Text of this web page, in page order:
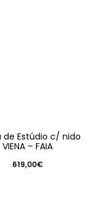
de Estúdio c/ nido
VIENA – FAIA
619,00€